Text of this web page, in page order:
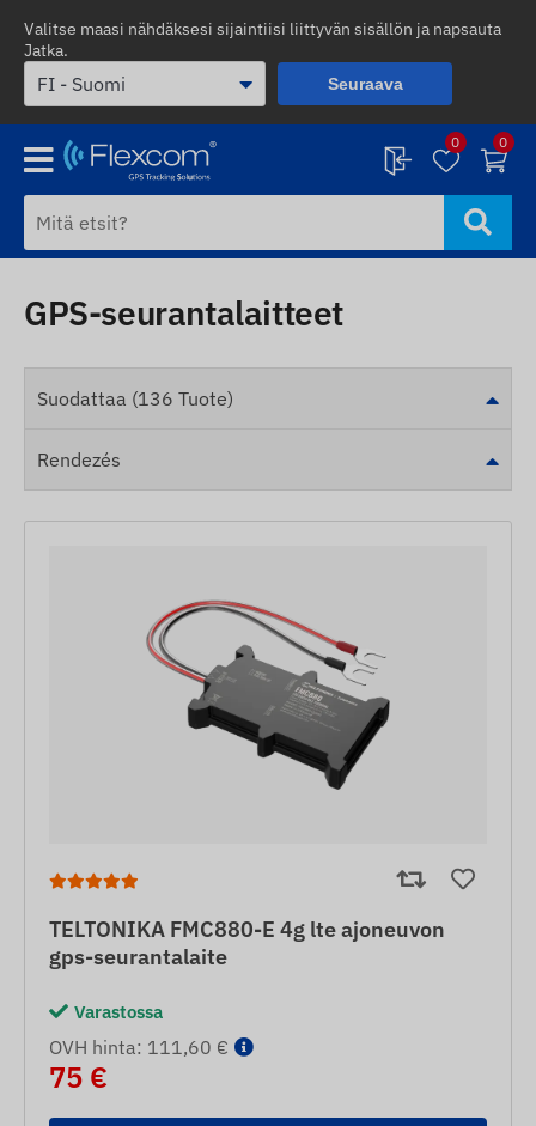
Valitse maasi nähdäksesi sijaintiisi liittyvän sisällön ja napsauta
Jatka.
Seuraava
0 0
GPS-seurantalaitteet
Suodattaa (136 Tuote)
Rendezés
TELTONIKA FMC880-E 4g lte ajoneuvon
gps-seurantalaite
Varastossa
OVH hinta: 111,60 €
75 €